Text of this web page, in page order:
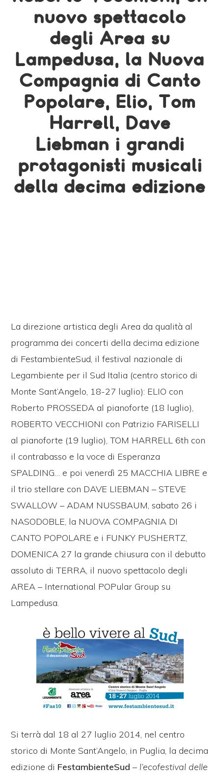
nuovo spettacolo
degli Area su
Lampedusa, la Nuova
Compagnia di Canto
Popolare, Elio, Tom
Harrell, Dave
Liebman i grandi
protagonisti musicali
della decima edizione
La direzione artistica degli Area da qualità al
programma dei concerti della decima edizione
di FestambienteSud, il festival nazionale di
Legambiente per il Sud Italia (centro storico di
Monte Sant’Angelo, 18-27 luglio): ELIO con
Roberto PROSSEDA al pianoforte (18 luglio),
ROBERTO VECCHIONI con Patrizio FARISELLI
al pianoforte (19 luglio), TOM HARRELL 6th con
il contrabasso e la voce di Esperanza
SPALDING… e poi venerdì 25 MACCHIA LIBRE e
il trio stellare con DAVE LIEBMAN – STEVE
SWALLOW – ADAM NUSSBAUM, sabato 26 i
NASODOBLE, la NUOVA COMPAGNIA DI
CANTO POPOLARE e i FUNKY PUSHERTZ,
DOMENICA 27 la grande chiusura con il debutto
assoluto di TERRA, il nuovo spettacolo degli
AREA – International POPular Group su
Lampedusa.
Si terrà dal 18 al 27 luglio 2014, nel centro
storico di Monte Sant’Angelo, in Puglia, la decima
edizione di FestambienteSud – l’ecofestival delle